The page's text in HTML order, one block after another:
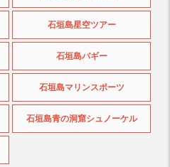
石垣島星空ツアー
石垣島バギー
石垣島マリンスポーツ
石垣島青の洞窟シュノーケル